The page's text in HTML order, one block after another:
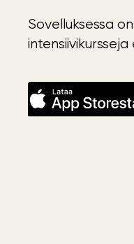
Sovelluksessa
intensiivikursseja